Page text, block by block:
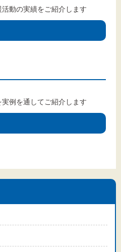
動の実績をご紹介します
例を通してご紹介します